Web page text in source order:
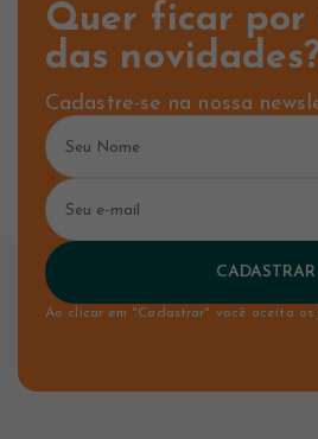
Quer ficar por
das
Cadastre-se na nossa
CADASTRAR
Ao clicar em "Cadastrar" você aceita os